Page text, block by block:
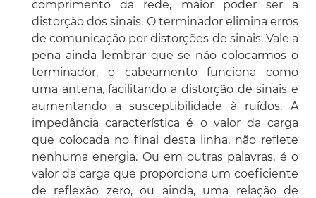
comprimento da rede, maior poder ser a
distorção dos sinais. O terminador elimina erros
de comunicação por distorções de sinais. Vale a
pena ainda lembrar que se não colocarmos o
terminador, o cabeamento funciona como
uma antena, facilitando a distorção de sinais e
aumentando a susceptibilidade à ruídos. A
impedância característica é o valor da carga
que colocada no final desta linha, não reflete
nenhuma energia. Ou em outras palavras, é o
valor da carga que proporciona um coeficiente
de reflexão zero, ou ainda, uma relação de